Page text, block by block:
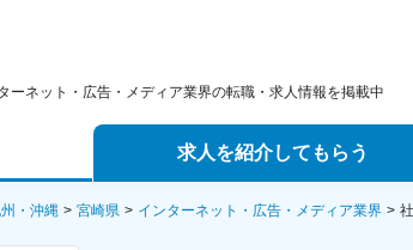
ーネット・広告・メディア業界の転職・求人情報を掲載中
求人を紹介してもらう
エージェントサービス
・沖縄 宮崎県 インターネット・広告・メディア業界